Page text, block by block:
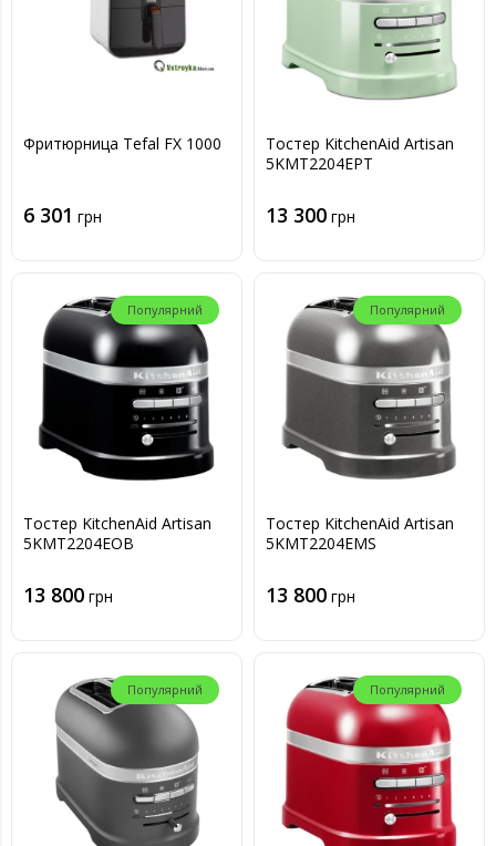
Фритюрница Tefal FX 1000
6 301 грн
Тостер KitchenAid Artisan
5KMT2204EPT
13 300 грн
Популярний
Тостер KitchenAid Artisan
5KMT2204EOB
13 800 грн
Популярний
Тостер KitchenAid Artisan
5KMT2204EMS
13 800 грн
Популярний Популярний